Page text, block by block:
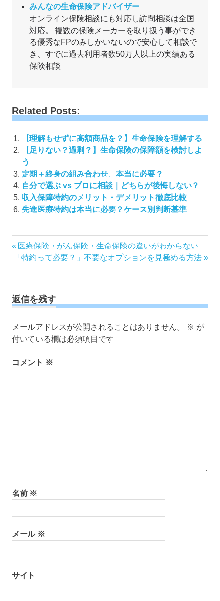
みんなの生命保険アドバイザー
オンライン保険相談にも対応し訪問相談は全国
対応。 複数の保険メーカーを取り扱う事ができ
る優秀なFPのみしかいないので安心して相談で
き、すでに過去利用者数50万人以上の実績ある
保険相談
Related Posts:
【理解もせずに高額商品を？】生命保険を理解する
【足りない？過剰？】生命保険の保障額を検討しよ
う
定期＋終身の組み合わせ、本当に必要？
自分で選ぶ vs プロに相談｜どちらが後悔しない？
収入保障特約のメリット・デメリット徹底比較
先進医療特約は本当に必要？ケース別判断基準
投
稿
ナ
ゲ
シ
ョ
前
の
記
医療保険・がん保険・生命保険の違いがわからない
次
の
事:
「特約って必要？」不要なオプションを見極める方法
返信を残す
メールアドレスが公開されることはありません。 ※ が
付いている欄は必須項目です
コメント ※
名前 ※
メール ※
サイト